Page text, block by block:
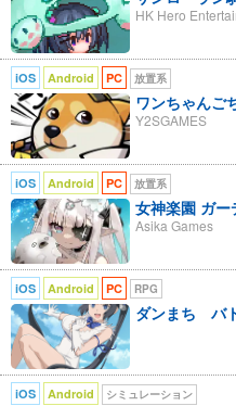
HK Hero
iOS Android PC 放置系
ワンちゃんご
Y2SGAMES
iOS Android PC 放置系
女神楽園 ガー
Asika Games
iOS Android PC RPG
ダンまち バ
iOS Android シミュレーション